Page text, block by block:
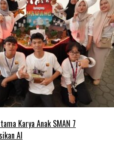
Karya Anak SMAN 7
AI